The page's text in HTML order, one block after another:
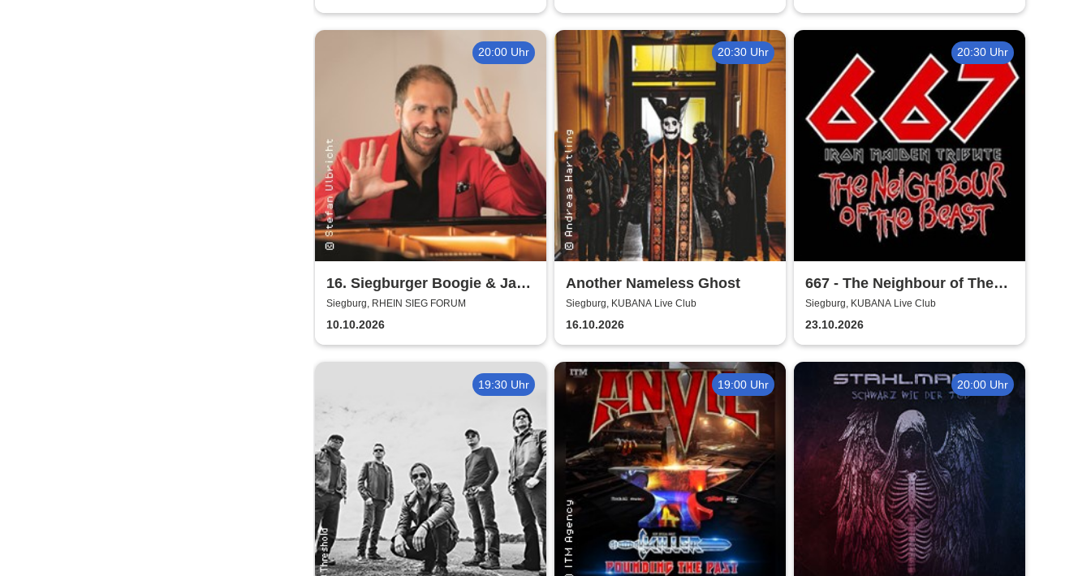
20:00 Uhr
16. Siegburger Boogie & Jazz
Night
Siegburg, RHEIN SIEG FORUM
10.10.2026
20:30 Uhr
Another Nameless Ghost
Siegburg, KUBANA Live Club
16.10.2026
20:30 Uhr
667 - The Neighbour of The
Beast
Siegburg, KUBANA Live Club
23.10.2026
19:30 Uhr 19:00 Uhr 20:00 Uhr